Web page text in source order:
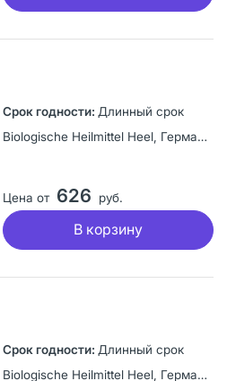
Длинный срок
Biologische Heilmittel Heel, Германия
Цена от 626 руб.
В корзину
Длинный срок
Biologische Heilmittel Heel, Германия